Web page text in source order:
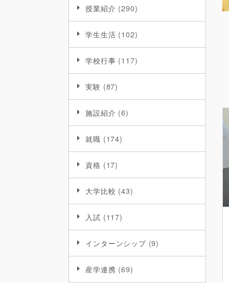
授業紹介 (290)
学生生活 (102)
学校行事 (117)
実験 (87)
施設紹介 (6)
就職 (174)
資格 (17)
大学比較 (43)
入試 (117)
インターンシップ(9)
産学連携 (69)